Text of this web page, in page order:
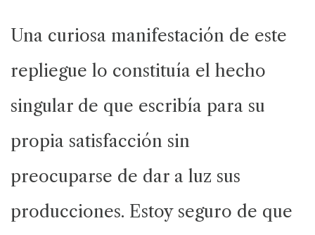
Una curiosa manifestación de este
repliegue lo constituía el hecho
singular de que escribía para su
propia satisfacción sin
preocuparse de dar a luz sus
producciones. Estoy seguro de que